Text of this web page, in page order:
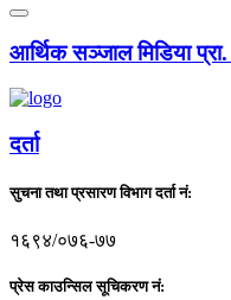
आर्थिक सञ्जाल मिडिया प्रा.
दर्ता
सुचना तथा प्रसारण विभाग दर्ता नं:
१६९४/०७६-७७
प्रेस काउन्सिल सूचिकरण नं: